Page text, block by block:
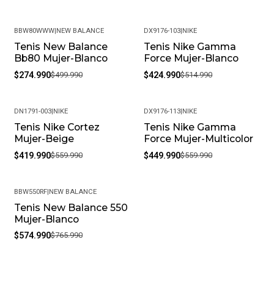
-45%
BBW80WWW| NEW BALANCE
Tenis New Balance
Bb80 Mujer-Blanco
$274.990$499.990
-17%
DX9176-103 NIKE
Tenis Nike Gamma
Force Mujer-Blanco
$424.990$514.990
-25%
DN1791-003| NIKE
Tenis Nike Cortez
Mujer-Beige
$419.990$559.990
-20%
DX9176-113 NIKE
Tenis Nike Gamma
Force Mujer-Multicolor
$449.990$559.990
-25%
BBW550RF| NEW BALANCE
Tenis New Balance 550
Mujer-Blanco
$574.990$765.990